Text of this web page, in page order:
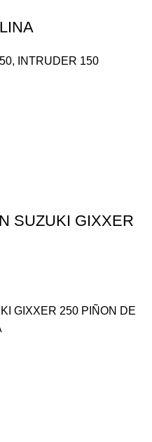
,
INTRUDER 150
SUZUKI GIXXER
GIXXER 250 PIÑON DE